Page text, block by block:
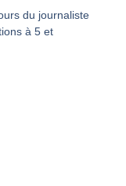
du journaliste
à 5 et